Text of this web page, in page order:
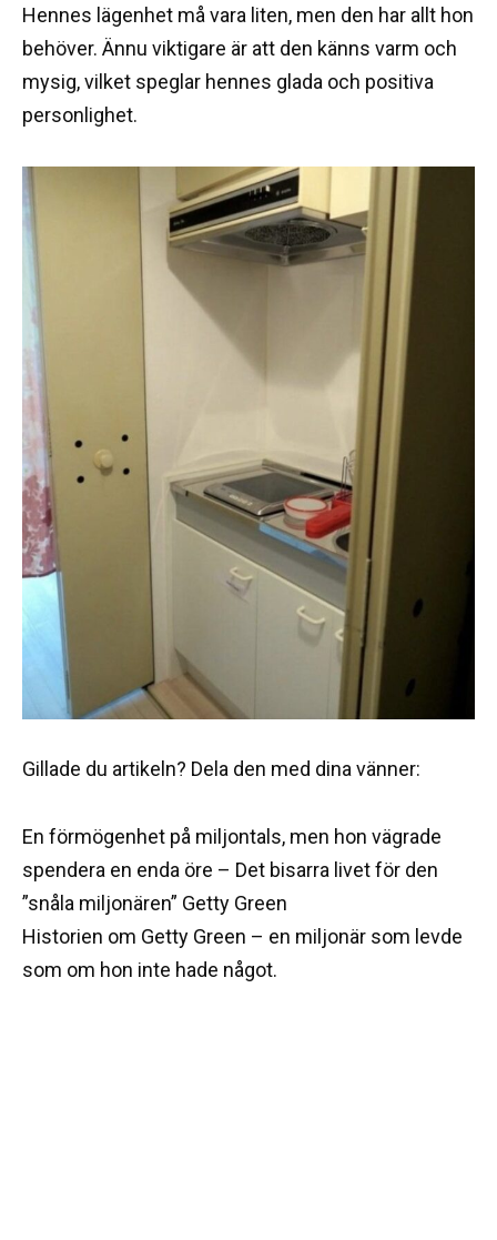
Hennes lägenhet må vara liten, men den har allt hon
behöver. Ännu viktigare är att den känns varm och
mysig, vilket speglar hennes glada och positiva
personlighet.
Gillade du artikeln? Dela den med dina vänner:
En förmögenhet på miljontals, men hon vägrade
spendera en enda öre – Det bisarra livet för den
”snåla miljonären” Getty Green
Historien om Getty Green – en miljonär som levde
som om hon inte hade något.